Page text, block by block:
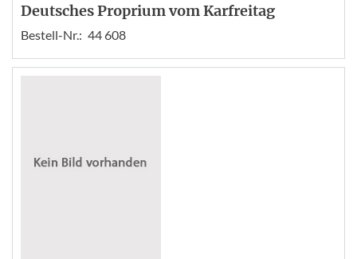
Deutsches Proprium vom Karfreitag
Bestell-Nr.: 44 608